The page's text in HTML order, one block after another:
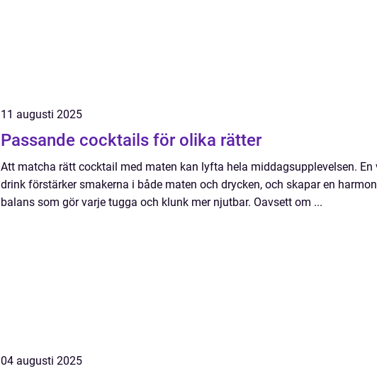
11 augusti 2025
Passande cocktails för olika rätter
Att matcha rätt cocktail med maten kan lyfta hela middagsupplevelsen. En
drink förstärker smakerna i både maten och drycken, och skapar en
balans som gör varje tugga och klunk mer njutbar. Oavsett om ...
04 augusti 2025